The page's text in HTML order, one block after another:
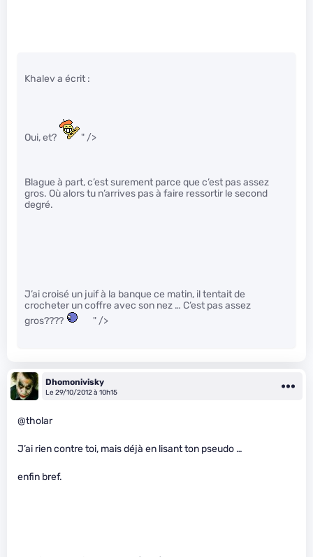
Khalev a écrit :
Oui, et? " />
Blague à part, c’est surement parce que c’est pas assez
gros. Où alors tu n’arrives pas à faire ressortir le second
degré.
J’ai croisé un juif à la banque ce matin, il tentait de
crocheter un coffre avec son nez … C’est pas assez
gros????
" />
Dhomonivisky
Le 29/10/2012 à 10h15
@tholar
J’ai rien contre toi, mais déjà en lisant ton pseudo …
enfin bref.